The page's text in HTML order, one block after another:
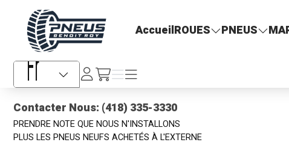
Pneus Benoit Roy
AccueilROUES PNEUS
Sélecteur de langue
Se
connecter/fr/cart
Menu
Menu
Contacter Nous: (418) 335-3330
PRENDRE NOTE QUE NOUS N'INSTALLONS
PLUS LES PNEUS NEUFS ACHETÉS À L'EXTERNE